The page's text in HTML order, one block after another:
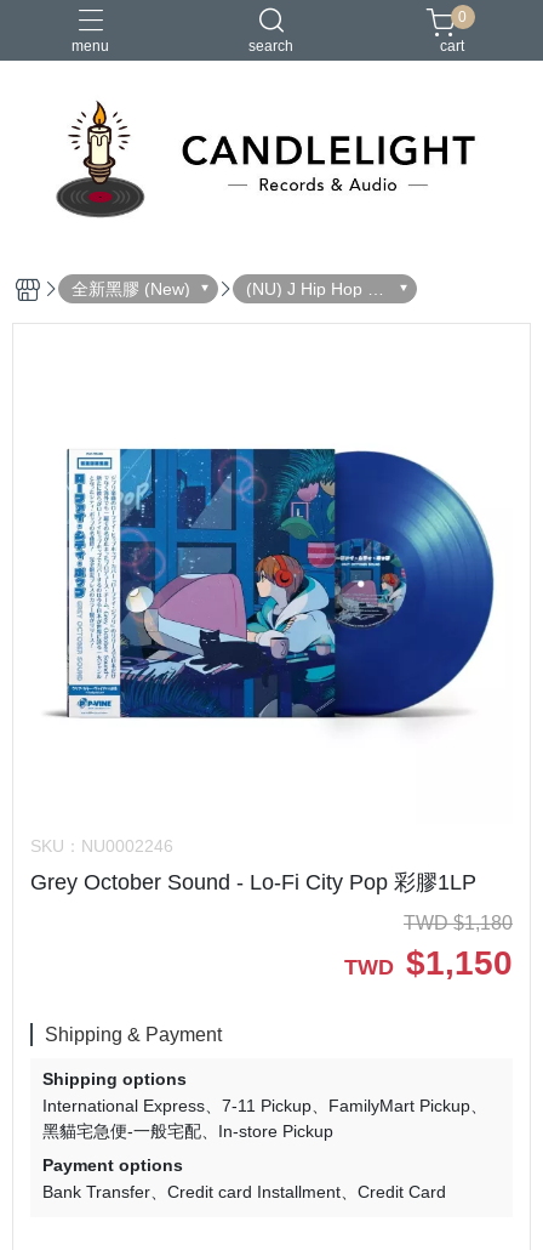
menu search
2026大港開唱 RSD 聖誕節 鏈鋸人蕾潔篇 黑潮好針
0
cart
全新黑膠 (New)
(NU) J Hip Hop 日
本嘻哈
SKU： NU0002246
Grey October Sound - Lo-Fi City Pop 彩膠1LP
TWD $1,180
TWD $1,150
Shipping & Payment
Shipping options
International Express
7-11 Pickup
FamilyMart Pickup
黑貓宅急便-一般宅配
In-store Pickup
Payment options
Bank Transfer
Credit card Installment Credit Card